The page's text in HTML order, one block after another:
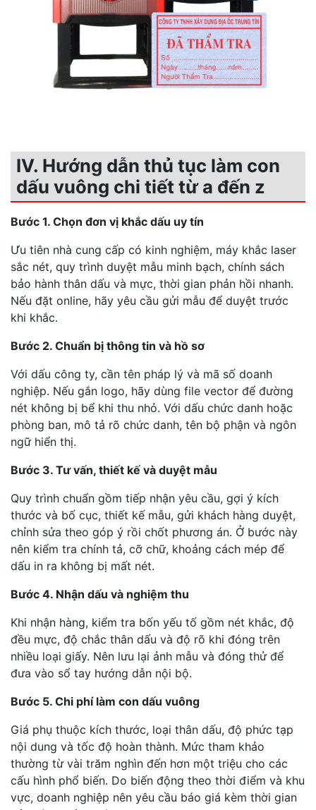
IV. Hướng dẫn thủ tục làm con
dấu vuông chi tiết từ a đến z
Bước 1. Chọn đơn vị khắc dấu uy tín
Ưu tiên nhà cung cấp có kinh nghiệm, máy khắc laser
sắc nét, quy trình duyệt mẫu minh bạch, chính sách
bảo hành thân dấu và mực, thời gian phản hồi nhanh.
Nếu đặt online, hãy yêu cầu gửi mẫu để duyệt trước
khi khắc.
Bước 2. Chuẩn bị thông tin và hồ sơ
Với dấu công ty, cần tên pháp lý và mã số doanh
nghiệp. Nếu gắn logo, hãy dùng file vector để đường
nét không bị bể khi thu nhỏ. Với dấu chức danh hoặc
phòng ban, mô tả rõ chức danh, tên bộ phận và ngôn
ngữ hiển thị.
Bước 3. Tư vấn, thiết kế và duyệt mẫu
Quy trình chuẩn gồm tiếp nhận yêu cầu, gợi ý kích
thước và bố cục, thiết kế mẫu, gửi khách hàng duyệt,
chỉnh sửa theo góp ý rồi chốt phương án. Ở bước này
nên kiểm tra chính tả, cỡ chữ, khoảng cách mép để
dấu in ra không bị mất nét.
Bước 4. Nhận dấu và nghiệm thu
Khi nhận hàng, kiểm tra bốn yếu tố gồm nét khắc, độ
đều mực, độ chắc thân dấu và độ rõ khi đóng trên
nhiều loại giấy. Nên lưu lại ảnh mẫu và đóng thử để
đưa vào sổ tay hướng dẫn nội bộ.
Bước 5. Chi phí làm con dấu vuông
Giá phụ thuộc kích thước, loại thân dấu, độ phức tạp
nội dung và tốc độ hoàn thành. Mức tham khảo
thường từ vài trăm nghìn đến hơn một triệu cho các
cấu hình phổ biến. Do biến động theo thời điểm và khu
vực, doanh nghiệp nên yêu cầu báo giá kèm thời gian